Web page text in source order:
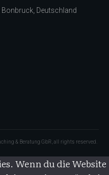
Deutschland
& Beratung GbR , all rights reserved.
Wenn du die Website